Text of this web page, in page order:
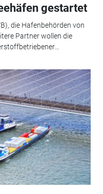
gestartet
die Hafenbehörden von
Partner wollen die